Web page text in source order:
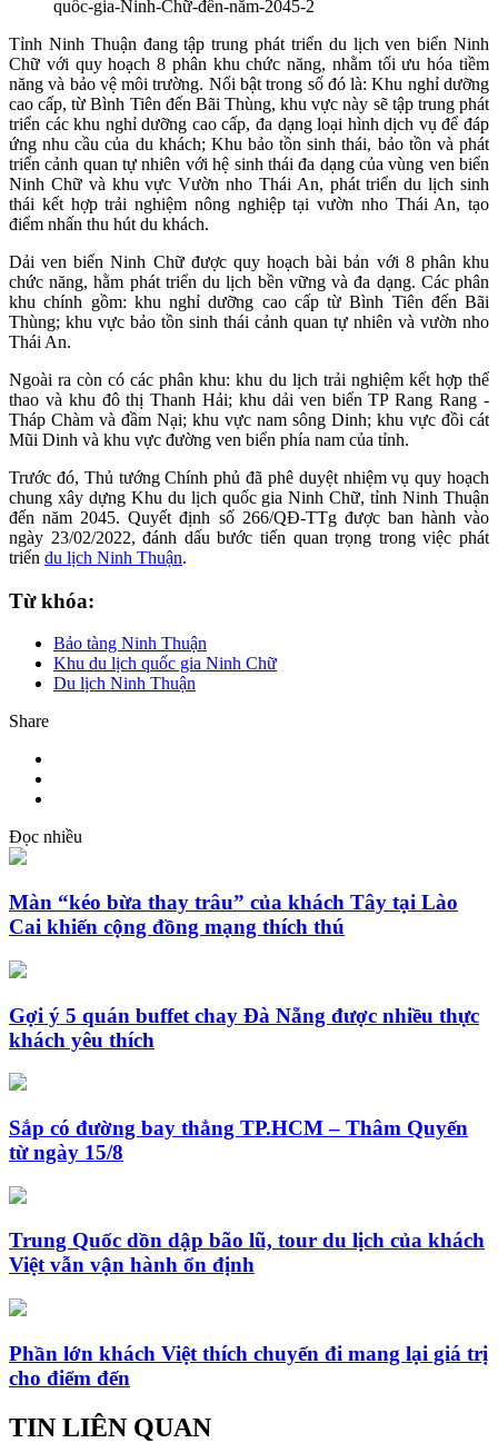
Tỉnh Ninh Thuận đang tập trung phát triển du lịch ven biển Ninh
Chữ với quy hoạch 8 phân khu chức năng, nhằm tối ưu hóa tiềm
năng và bảo vệ môi trường. Nổi bật trong số đó là: Khu nghỉ dưỡng
cao cấp, từ Bình Tiên đến Bãi Thùng, khu vực này sẽ tập trung phát
triển các khu nghỉ dưỡng cao cấp, đa dạng loại hình dịch vụ để đáp
ứng nhu cầu của du khách; Khu bảo tồn sinh thái, bảo tồn và phát
triển cảnh quan tự nhiên với hệ sinh thái đa dạng của vùng ven biển
Ninh Chữ và khu vực Vườn nho Thái An, phát triển du lịch sinh
thái kết hợp trải nghiệm nông nghiệp tại vườn nho Thái An, tạo
điểm nhấn thu hút du khách.
Dải ven biển Ninh Chữ được quy hoạch bài bản với 8 phân khu
chức năng, hằm phát triển du lịch bền vững và đa dạng. Các phân
khu chính gồm: khu nghỉ dưỡng cao cấp từ Bình Tiên đến Bãi
Thùng; khu vực bảo tồn sinh thái cảnh quan tự nhiên và vườn nho
Thái An.
Ngoài ra còn có các phân khu: khu du lịch trải nghiệm kết hợp thể
thao và khu đô thị Thanh Hải; khu dải ven biển TP Rang Rang -
Tháp Chàm và đầm Nại; khu vực nam sông Dinh; khu vực đồi cát
Mũi Dinh và khu vực đường ven biển phía nam của tỉnh.
Trước đó, Thủ tướng Chính phủ đã phê duyệt nhiệm vụ quy hoạch
chung xây dựng Khu du lịch quốc gia Ninh Chữ, tỉnh Ninh Thuận
đến năm 2045. Quyết định số 266/QĐ-TTg được ban hành vào
ngày 23/02/2022, đánh dấu bước tiến quan trọng trong việc phát
triển du lịch Ninh Thuận.
Từ khóa:
Bảo tàng Ninh Thuận
Khu du lịch quốc gia Ninh Chữ
Du lịch Ninh Thuận
Share
Đọc nhiều
Màn “kéo bừa thay trâu” của khách Tây tại Lào
Cai khiến cộng đồng mạng thích thú
Gợi ý 5 quán buffet chay Đà Nẵng được nhiều thực
khách yêu thích
Sắp có đường bay thẳng TP.HCM – Thâm Quyến
từ ngày 15/8
Trung Quốc dồn dập bão lũ, tour du lịch của khách
Việt vẫn vận hành ổn định
Phần lớn khách Việt thích chuyến đi mang lại giá trị
cho điểm đến
TIN LIÊN QUAN